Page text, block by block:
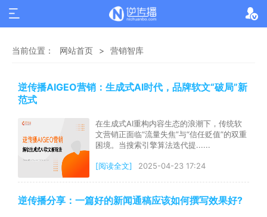
当前位置： 网站首页 > 营销智库
逆传播AIGEO营销：生成式AI时代，品牌软文“破局”新
范式
在生成式AI重构内容生态的浪潮下，传统软
文营销正面临“流量失焦”与“信任贬值”的双重
困境。当搜索引擎算法迭代提......
[阅读全文] 2025-04-23 17:24
逆传播分享：一篇好的新闻通稿应该如何撰写效果好?